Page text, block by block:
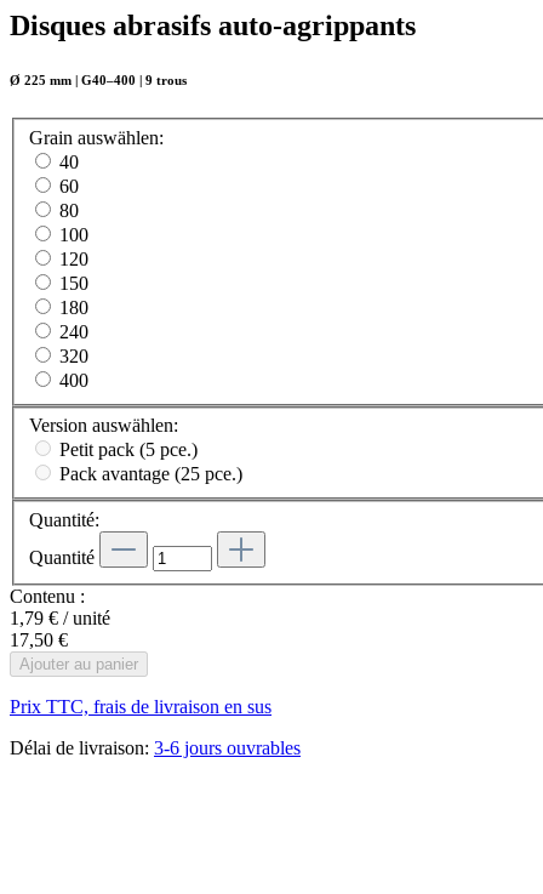
Disques abrasifs auto-agrippants
Ø 225 mm | G40–400 | 9 trous
Grain auswählen:
40
60
80
100
120
150
180
240
320
400
Version auswählen:
Petit pack (5 pce.)
Pack avantage (25 pce.)
Quantité:
Quantité
Contenu :
1,79 € / unité
17,50 €
Ajouter au panier
Prix TTC, frais de livraison en sus
Délai de livraison: 3-6 jours ouvrables